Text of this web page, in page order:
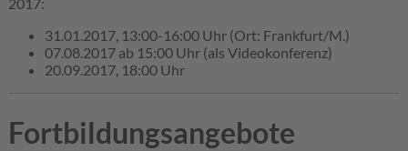
31.01.2017, 13:00-16:00 Uhr (Ort: Frankfurt/M.)
07.08.2017 ab 15:00 Uhr (als Videokonferenz)
20.09.2017, 18:00 Uhr
Fortbildungsangebote